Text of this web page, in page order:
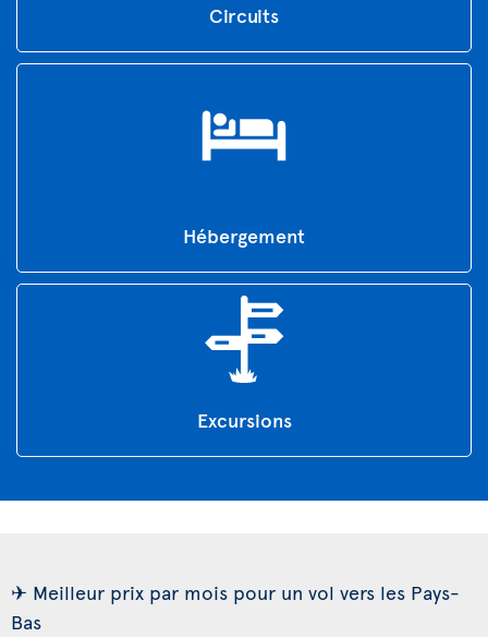
Circuits
Hébergement
Excursions
✈ Meilleur prix par mois pour un vol vers les Pays-
Bas